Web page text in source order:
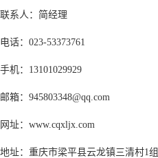
联系人：简经理
电话：023-53373761
手机：13101029929
邮箱：945803348@qq.com
网址：www.cqxljx.com
地址：重庆市梁平县云龙镇三清村1组